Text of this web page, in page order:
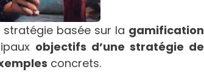
basée sur la gamification
objectifs d’une stratégie de
concrets.